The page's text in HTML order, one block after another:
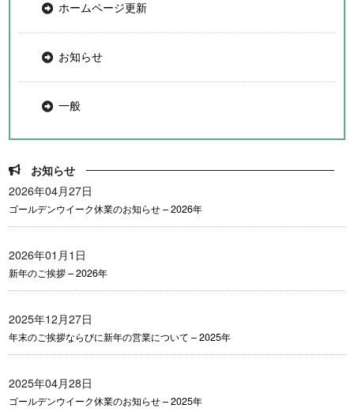
ホームページ更新
お知らせ
一般
お知らせ
2026年04月27日
ゴールデンウイーク休業のお知らせ – 2026年
2026年01月1日
新年のご挨拶 – 2026年
2025年12月27日
年末のご挨拶ならびに新年の営業について – 2025年
2025年04月28日
ゴールデンウイーク休業のお知らせ – 2025年